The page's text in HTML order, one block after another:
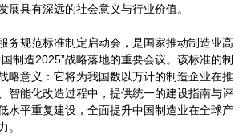
展具有深远的社会意义与行业价值。
务规范标准制定启动会，是国家推动制造业高
制造2025”战略落地的重要会议。该标准的制
略意义：它将为我国数以万计的制造企业在推
智能化改造过程中，提供统一的建设指南与评
水平重复建设，全面提升中国制造业在全球产
。